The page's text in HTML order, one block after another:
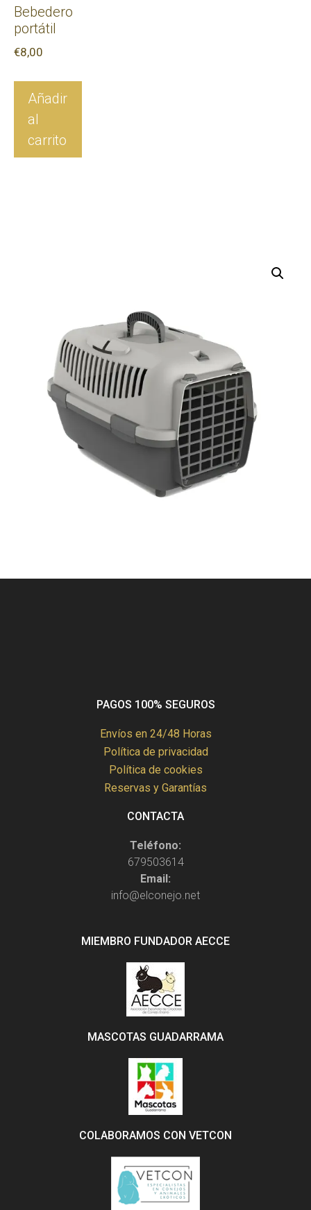
Bebedero
portátil
€8,00
Añadir
al
carrito
PAGOS 100% SEGUROS
Envíos en 24/48 Horas
Política de privacidad
Política de cookies
Reservas y Garantías
CONTACTA
Teléfono:
679503614
Email:
info@elconejo.net
MIEMBRO FUNDADOR AECCE
MASCOTAS GUADARRAMA
COLABORAMOS CON VETCON